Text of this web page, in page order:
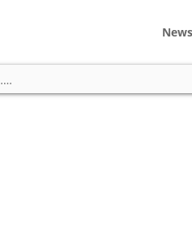
News
zu erzählen!